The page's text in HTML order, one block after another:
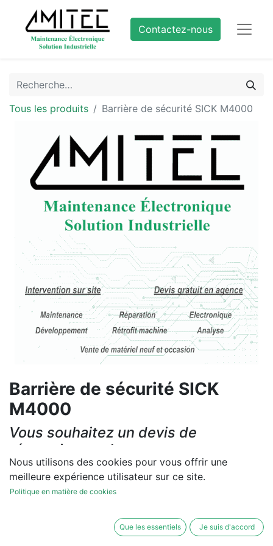
Contactez-nous
Tous les produits Barrière de sécurité SICK M4000
Barrière de sécurité SICK
M4000
Vous souhaitez un devis de
réparation ou de vente, un
diagnostic sur site?
Contactez-nous
Nous utilisons des cookies pour vous offrir une
meilleure expérience utilisateur sur ce site.
Politique en matière de cookies
Que les essentiels Je suis d'accord